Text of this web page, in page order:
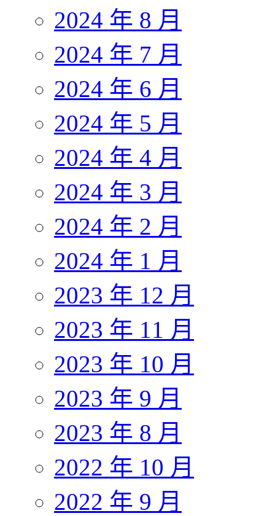
2024 年 8 月
2024 年 7 月
2024 年 6 月
2024 年 5 月
2024 年 4 月
2024 年 3 月
2024 年 2 月
2024 年 1 月
2023 年 12 月
2023 年 11 月
2023 年 10 月
2023 年 9 月
2023 年 8 月
2022 年 10 月
2022 年 9 月